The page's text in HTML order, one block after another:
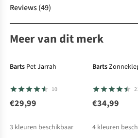
Reviews(49)
Meer van dit merk
Barts Pet Jarrah
10
€29,99
3 kleuren beschikbaar
Barts
€34,99
4 kleuren